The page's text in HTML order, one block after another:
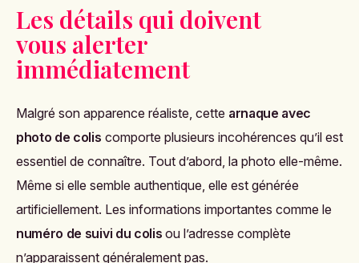
Les détails qui doivent
vous alerter
immédiatement
Malgré son apparence réaliste, cette arnaque avec
photo de colis comporte plusieurs incohérences qu’il est
essentiel de connaître. Tout d’abord, la photo elle-même.
Même si elle semble authentique, elle est générée
artificiellement. Les informations importantes comme le
numéro de suivi du colis ou l’adresse complète
n’apparaissent généralement pas.